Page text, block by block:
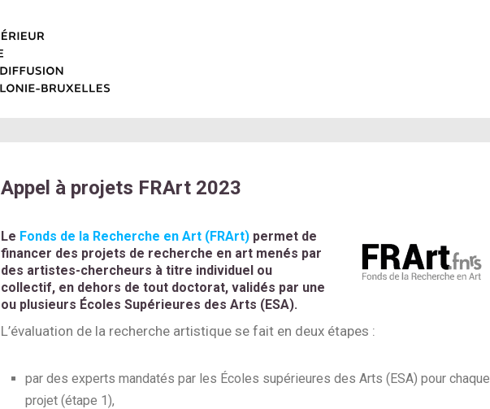
Appel à projets FRArt 2023
Le Fonds de la Recherche en Art (FRArt) permet de
financer des projets de recherche en art menés par
des artistes-chercheurs à titre individuel ou
collectif, en dehors de tout doctorat, validés par une
ou plusieurs Écoles Supérieures des Arts (ESA).
L’évaluation de la recherche artistique se fait en deux étapes :
par des experts mandatés par les Écoles supérieures des Arts (ESA) pour chaque
projet (étape 1),